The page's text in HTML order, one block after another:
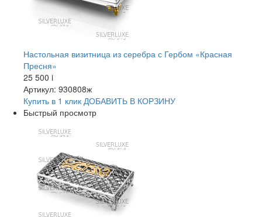
Настольная визитница из серебра с Гербом «Красная
Пресня»
25 500 i
Артикул: 930808ж
Купить в 1 клик ДОБАВИТЬ В КОРЗИНУ
Быстрый просмотр